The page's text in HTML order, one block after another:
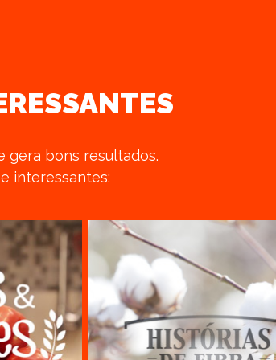
gera bons resultados.
interessantes: